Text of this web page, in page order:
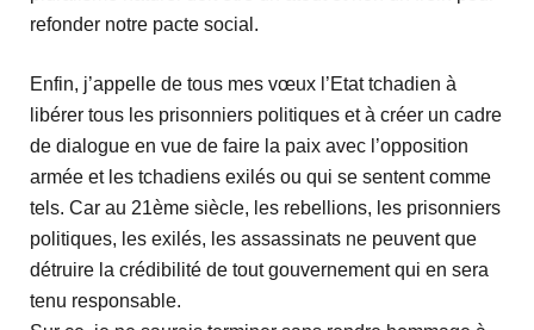
refonder notre pacte social.
Enfin, j’appelle de tous mes vœux l’Etat tchadien à
libérer tous les prisonniers politiques et à créer un cadre
de dialogue en vue de faire la paix avec l’opposition
armée et les tchadiens exilés ou qui se sentent comme
tels. Car au 21ème siècle, les rebellions, les prisonniers
politiques, les exilés, les assassinats ne peuvent que
détruire la crédibilité de tout gouvernement qui en sera
tenu responsable.